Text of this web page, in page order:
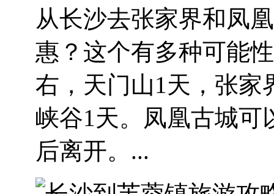
从长沙去张家界和凤
惠？这个有多种可能
右，天门山1天，张家
峡谷1天。凤凰古城可
后离开。...